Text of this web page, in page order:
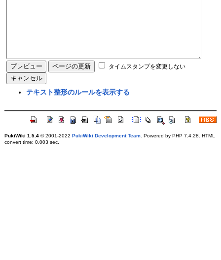
タイムスタンプを変更しない
テキスト整形のルールを表示する
PukiWiki 1.5.4© 2001-2022 PukiWiki Development Team. Powered by PHP 7.4.28. HTML
convert time: 0.003 sec.